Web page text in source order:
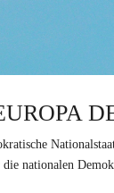
nationalen